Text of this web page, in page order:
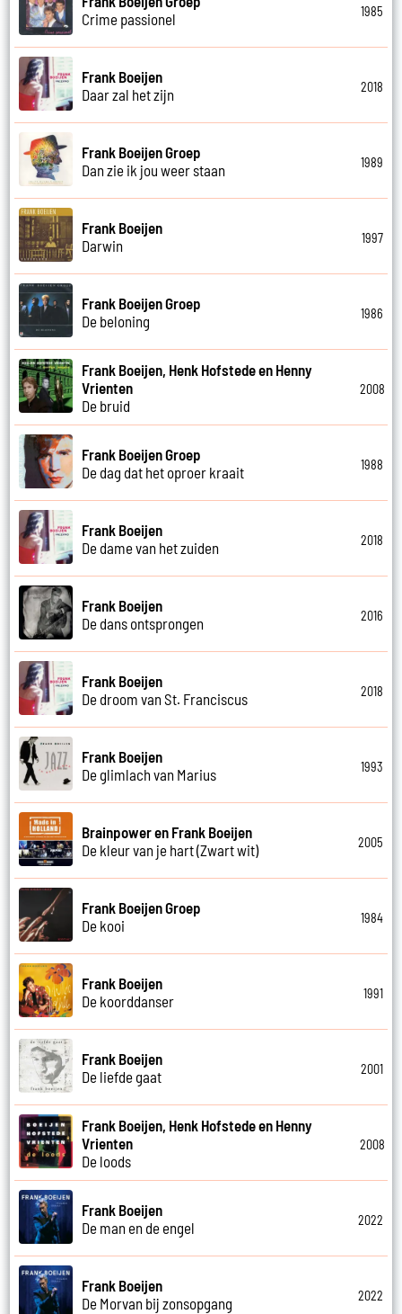
Crime passionel
1985
Frank Boeijen
Daar zal het zijn
2018
Frank Boeijen Groep
Dan zie ik jou weer staan
1989
Frank Boeijen
Darwin
1997
Frank Boeijen Groep
De beloning
1986
Frank Boeijen, Henk Hofstede en Henny
Vrienten
De bruid
2008
Frank Boeijen Groep
De dag dat het oproer kraait
1988
Frank Boeijen
De dame van het zuiden
2018
Frank Boeijen
De dans ontsprongen
2016
Frank Boeijen
De droom van St. Franciscus
2018
Frank Boeijen
De glimlach van Marius
1993
Brainpower en Frank Boeijen
De kleur van je hart (Zwart wit)
2005
Frank Boeijen Groep
De kooi
1984
Frank Boeijen
De koorddanser
1991
Frank Boeijen
De liefde gaat
2001
Frank Boeijen, Henk Hofstede en Henny
Vrienten
De loods
2008
Frank Boeijen
De man en de engel
2022
Frank Boeijen
De Morvan bij zonsopgang
2022